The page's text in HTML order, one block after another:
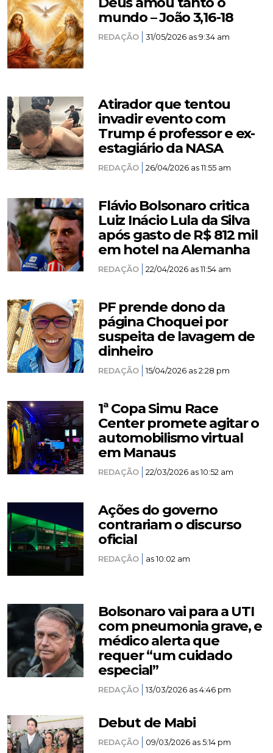
mundo – João 3,16-18
REDAÇÃO 31/05/2026 as 9:34 am
Atirador que tentou
invadir evento com
Trump é professor e ex-
estagiário da NASA
REDAÇÃO 26/04/2026 as 11:55 am
Flávio Bolsonaro critica
Luiz Inácio Lula da Silva
após gasto de R$ 812 mil
em hotel na Alemanha
REDAÇÃO 22/04/2026 as 11:54 am
PF prende dono da
página Choquei por
suspeita de lavagem de
dinheiro
REDAÇÃO 15/04/2026 as 2:28 pm
1ª Copa Simu Race
Center promete agitar o
automobilismo virtual
em Manaus
REDAÇÃO 22/03/2026 as 10:52 am
Ações do governo
contrariam o discurso
oficial
REDAÇÃO as 10:02 am
Bolsonaro vai para a UTI
com pneumonia grave, e
médico alerta que
requer “um cuidado
especial”
REDAÇÃO 13/03/2026 as 4:46 pm
Debut de Mabi
REDAÇÃO 09/03/2026 as 5:14 pm